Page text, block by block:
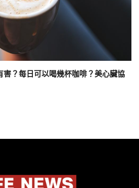
害？每日可以喝幾杯咖啡？美心臟協